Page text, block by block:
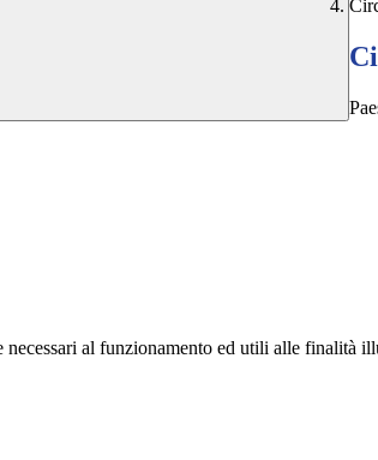
al funzionamento ed utili alle finalità